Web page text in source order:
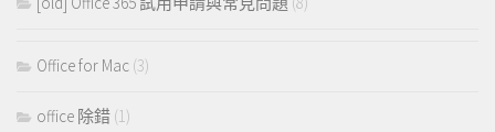
Office for Mac (3)
office 除錯 (1)